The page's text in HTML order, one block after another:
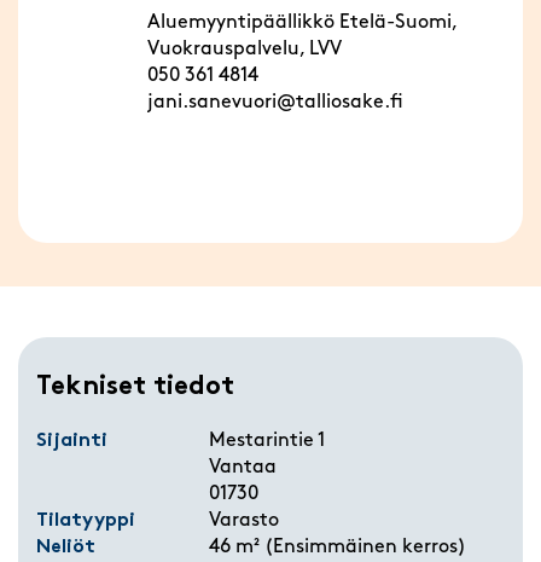
Aluemyyntipäällikkö Etelä-Suomi,
Vuokrauspalvelu, LVV
050 361 4814
jani.sanevuori@talliosake.fi
Tekniset tiedot
Sijainti
Mestarintie 1
Vantaa
01730
Tilatyyppi
Varasto
Neliöt
46 m² (Ensimmäinen kerros)